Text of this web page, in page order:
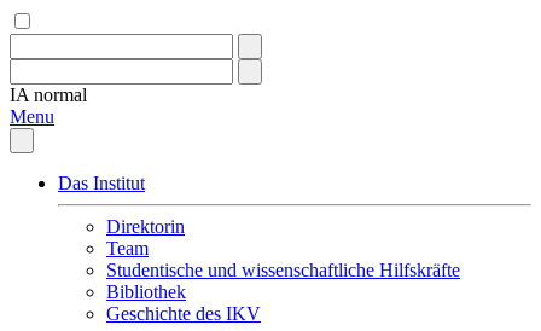
IA normal
Menu
Das Institut
Direktorin
Team
Studentische und wissenschaftliche Hilfskräfte
Bibliothek
Geschichte des IKV